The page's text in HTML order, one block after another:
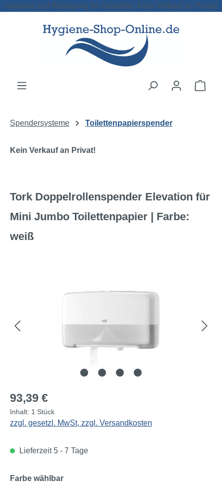
Zum Hauptinhalt springen
Hygiene und Reinigung für Gewerbe. Kein Verkauf an Privat!
Spendersysteme Toilettenpapierspender
Kein Verkauf an Privat!
Tork Doppelrollenspender Elevation für
Mini Jumbo Toilettenpapier | Farbe:
weiß
Regulärer Preis:
93,39 €
Inhalt: 1 Stück
zzgl. gesetzl. MwSt, zzgl. Versandkosten
Lieferzeit 5 - 7 Tage
Farbe wählbarauswählen